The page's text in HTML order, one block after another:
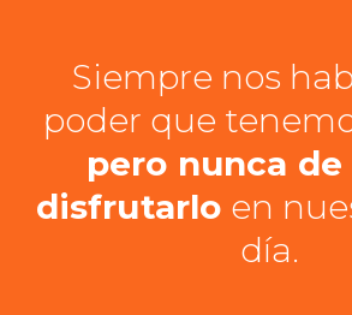
Siempre nos
poder que
pero nunca
disfrutarlo en
día.